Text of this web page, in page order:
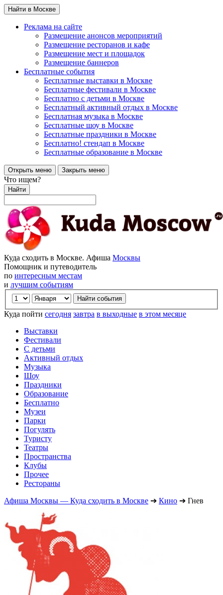
Найти в Москве
Реклама на сайте
Размещение анонсов мероприятий
Размещение ресторанов и кафе
Размещение мест и площадок
Размещение баннеров
Бесплатные события
Бесплатные выставки в Москве
Бесплатные фестивали в Москве
Бесплатно с детьми в Москве
Бесплатный активный отдых в Москве
Бесплатная музыка в Москве
Бесплатные шоу в Москве
Бесплатные праздники в Москве
Бесплатно! стендап в Москве
Бесплатные образование в Москве
Открыть меню Закрыть меню
Что ищем?
Найти
Куда сходить в Москве. Афиша Москвы
Помощник и путеводитель
по интересным местам
и лучшим событиям
Куда пойти сегодня завтра в выходные в этом месяце
Выставки
Фестивали
С детьми
Активный отдых
Музыка
Шоу
Праздники
Образование
Бесплатно
Музеи
Парки
Погулять
Туристу
Театры
Пространства
Клубы
Прочее
Рестораны
Афиша Москвы — Куда сходить в Москве ➔ Кино ➔ Гнев